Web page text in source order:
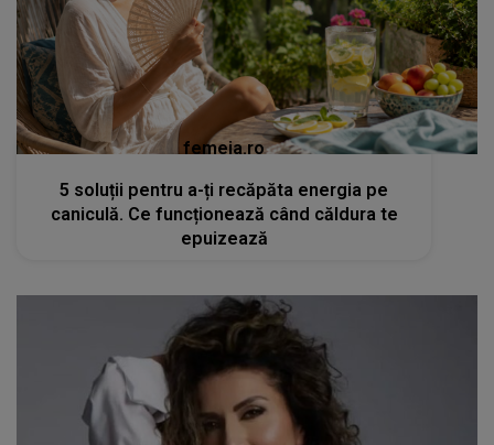
femeia.ro
5 soluții pentru a-ți recăpăta energia pe
caniculă. Ce funcționează când căldura te
epuizează